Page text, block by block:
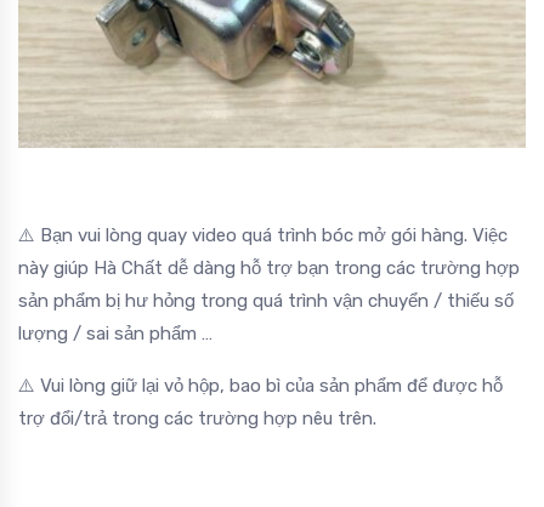
⚠️ Bạn vui lòng quay video quá trình bóc mở gói hàng. Việc
này giúp Hà Chất dễ dàng hỗ trợ bạn trong các trường hợp
sản phẩm bị hư hỏng trong quá trình vận chuyển / thiếu số
lượng / sai sản phẩm …
⚠️ Vui lòng giữ lại vỏ hộp, bao bì của sản phẩm để được hỗ
trợ đổi/trả trong các trường hợp nêu trên.